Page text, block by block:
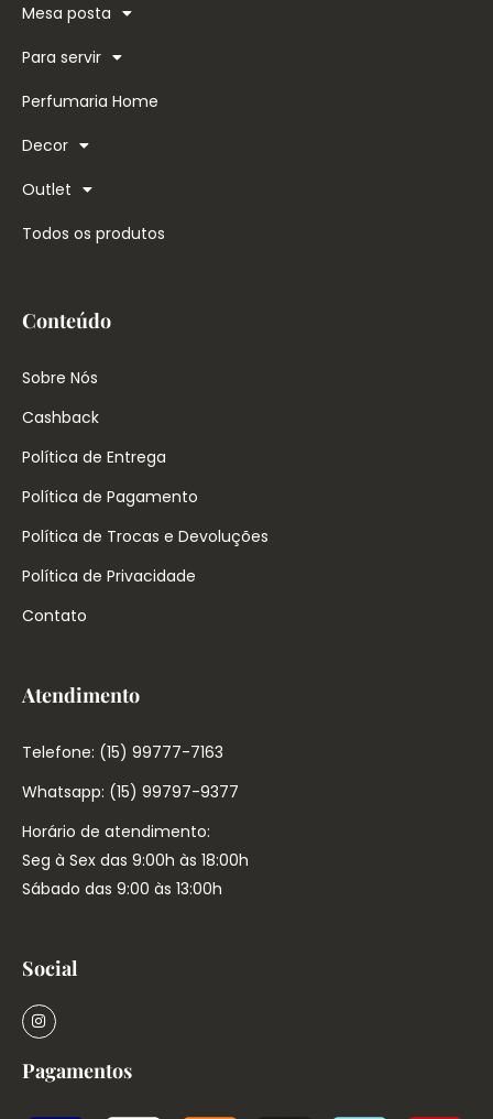
Mesa posta
Para servir
Perfumaria Home
Decor
Outlet
Todos os produtos
Conteúdo
Sobre Nós
Cashback
Política de Entrega
Política de Pagamento
Política de Trocas e Devoluções
Política de Privacidade
Contato
Atendimento
Telefone: (15) 99777-7163
Whatsapp: (15) 99797-9377
Horário de atendimento:
Seg à Sex das 9:00h às 18:00h
Sábado das 9:00 às 13:00h
Social
Pagamentos